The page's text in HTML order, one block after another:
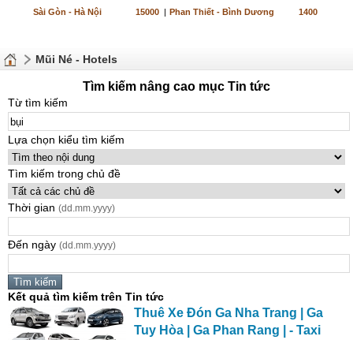
Sài Gòn - Hà Nội 15000 | Phan Thiết - Bình Dương 1400
Mũi Né - Hotels
Tìm kiếm nâng cao mục Tin tức
Từ tìm kiếm
Lựa chọn kiểu tìm kiếm
Tìm kiếm trong chủ đề
Thời gian (dd.mm.yyyy)
Đến ngày (dd.mm.yyyy)
Kết quả tìm kiếm trên Tin tức
Thuê Xe Đón Ga Nha Trang | Ga
Tuy Hòa | Ga Phan Rang | - Taxi